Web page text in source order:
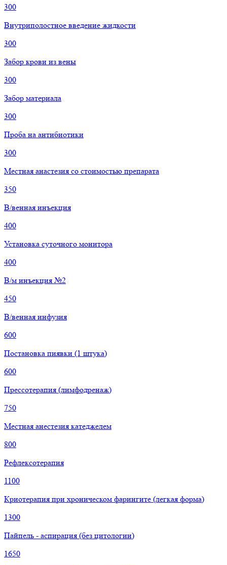
300
Внутриполостное введение жидкости
300
Забор крови из вены
300
Забор материала
300
Проба на антибиотики
300
Местная анастезия со стоимостью препарата
350
В/венная инъекция
400
Установка суточного монитора
400
В/м инъекция №2
450
В/венная инфузия
600
Постановка пиявки (1 штука)
600
Прессотерапия (лимфодренаж)
750
Местная анестезия катеджелем
800
Рефлексотерапия
1100
Криотерапия при хроническом фарингите (легкая форма)
1300
Пайпель - аспирация (без цитологии)
1650